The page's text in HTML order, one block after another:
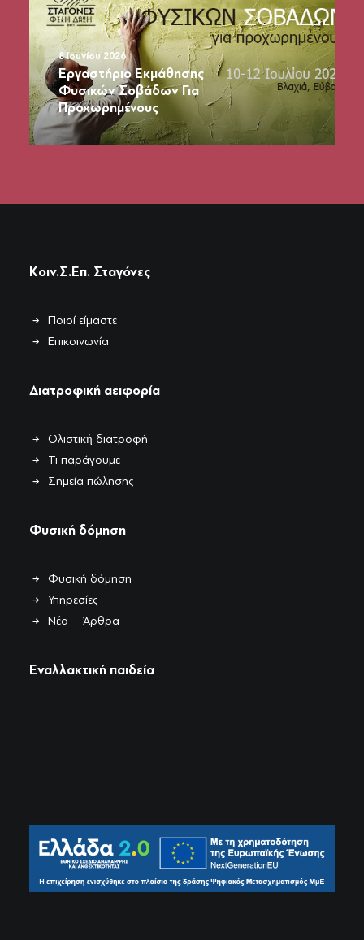
22 Απριλίου 2026
2o Εργαστήριο Εκμάθησης
Φυσικών Σοβάδων Για
Αρχάριους
Κοιν.Σ.Επ. Σταγόνες
Ποιοί είμαστε
Επικοινωνία
Διατροφική αειφορία
Ολιστικἠ διατροφή
Τι παράγουμε
Σημεία πώλησης
Φυσική δόμηση
Φυσική δόμηση
Υπηρεσίες
Νέα - Άρθρα
Εναλλακτική παιδεία